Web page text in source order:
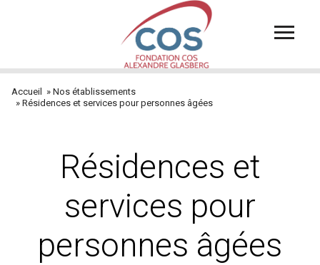
principal
Fil
Accueil
Nos établissements
Résidences et services pour personnes âgées
Résidences et
services pour
personnes âgées